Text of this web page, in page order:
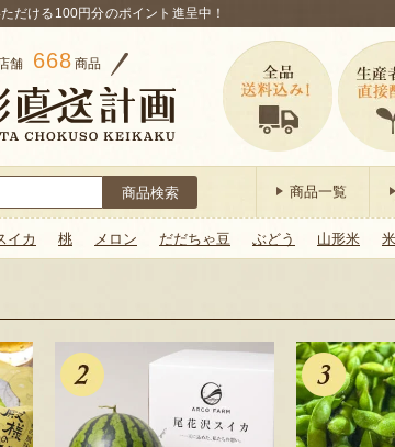
だける100円分のポイント進呈中！
舗 668 商品
商品一覧
イカ 桃 メロン だだちゃ豆 ぶどう 山形米